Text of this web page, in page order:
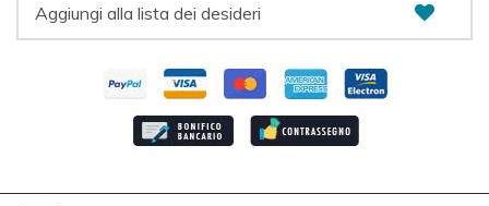
Aggiungi alla lista dei desideri